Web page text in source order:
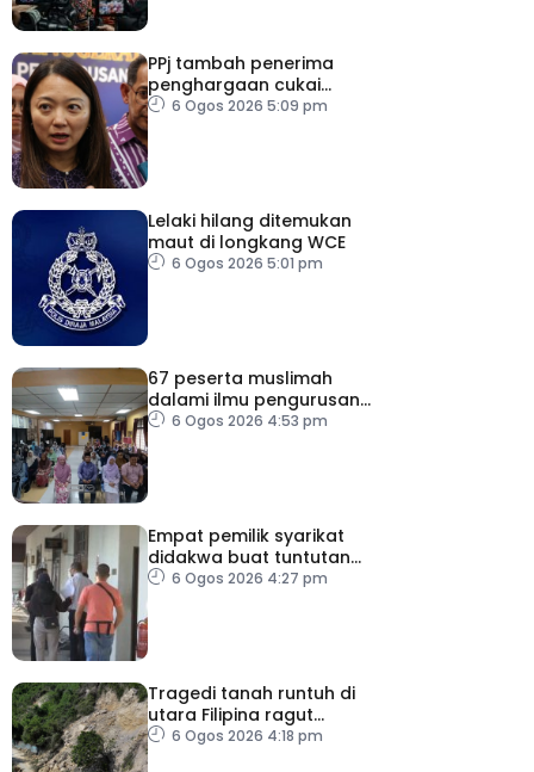
PPj tambah penerima
penghargaan cukai
taksiran
6 Ogos 2026 5:09 pm
Lelaki hilang ditemukan
maut di longkang WCE
6 Ogos 2026 5:01 pm
67 peserta muslimah
dalami ilmu pengurusan
jenazah
6 Ogos 2026 4:53 pm
Empat pemilik syarikat
didakwa buat tuntutan
palsu PERKESO
6 Ogos 2026 4:27 pm
Tragedi tanah runtuh di
utara Filipina ragut
empat nyawa
6 Ogos 2026 4:18 pm